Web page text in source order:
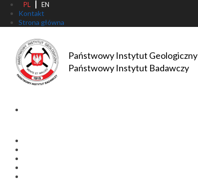
PL EN
Kontakt
Strona główna
Państwowy Instytut Geologiczny
Państwowy Instytut Badawczy